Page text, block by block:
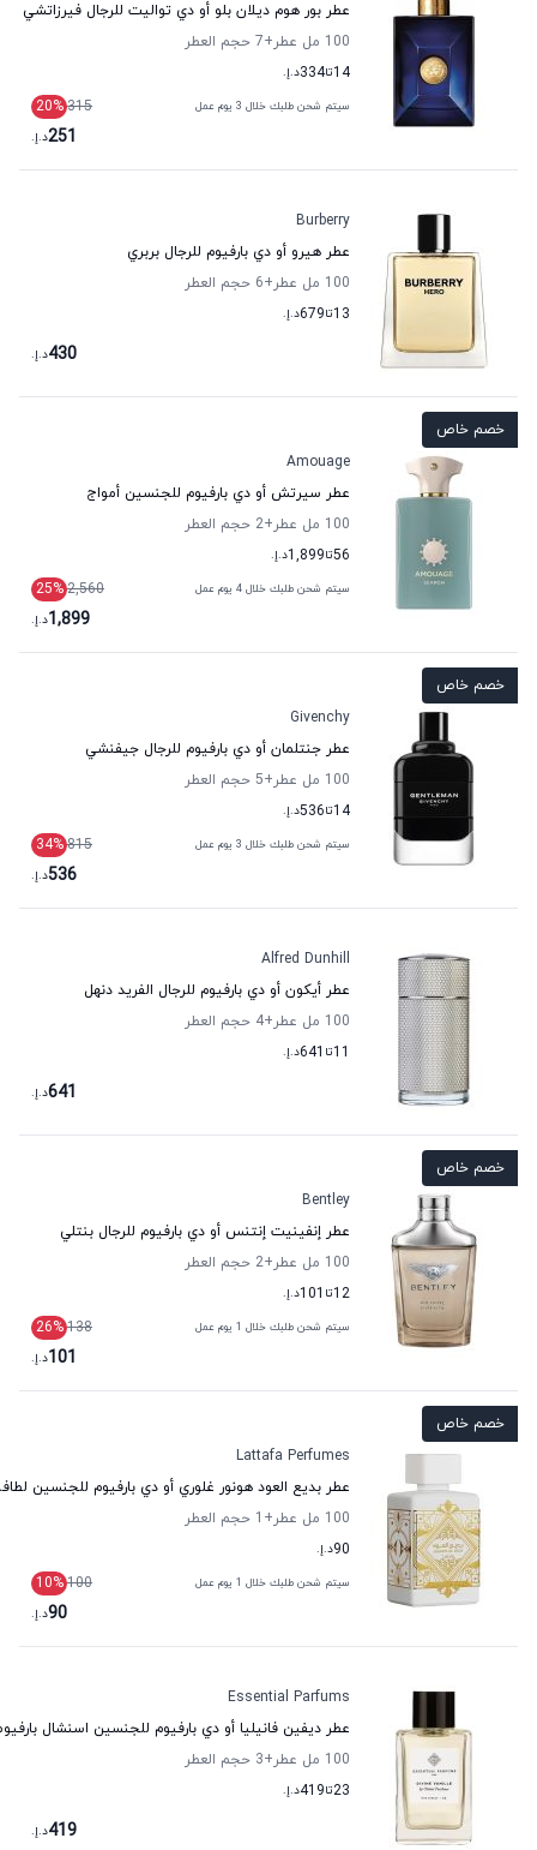
عطر بور هوم ديلان بلو أو دي تواليت للرجال فيرزاتشي
100 مل عطر
+7
حجم العطر
14تا334د.إ.
سيتم شحن طلبك خلال 3 يوم عمل 315
20%
251د.إ.
Burberry
عطر هيرو أو دي بارفيوم للرجال بربري
100 مل عطر
+6
حجم العطر
13تا679د.إ.
430د.إ.
خصم خاص
Amouage
عطر سيرتش أو دي بارفيوم للجنسين أمواج
100 مل عطر
+2
حجم العطر
56تا1,899د.إ.
سيتم شحن طلبك خلال 4 يوم عمل 2,560
25%
1,899د.إ.
خصم خاص
Givenchy
عطر جنتلمان أو دي بارفيوم للرجال جيفنشي
100 مل عطر
+5
حجم العطر
14تا536د.إ.
سيتم شحن طلبك خلال 3 يوم عمل 815
34%
536د.إ.
Alfred Dunhill
عطر أيكون أو دي بارفيوم للرجال الفريد دنهل
100 مل عطر
+4
حجم العطر
11تا 641د.إ.
641د.إ.
خصم خاص
Bentley
عطر إنفينيت إنتنس أو دي بارفيوم للرجال بنتلي
100 مل عطر
+2
حجم العطر
12تا 101د.إ.
سيتم شحن طلبك خلال 1 يوم عمل 138
26%
101د.إ.
خصم خاص
Lattafa Perfumes
عطر بديع العود هونور غلوري أو دي بارفيوم للجنسين
100 مل عطر
+1
حجم العطر
90د.إ.
سيتم شحن طلبك خلال 1 يوم عمل 100
10%
90د.إ.
Essential Parfums
عطر ديفين فانيليا أو دي بارفيوم للجنسين اسنشال
100 مل عطر
+3
حجم العطر
23تا419د.إ.
419د.إ.